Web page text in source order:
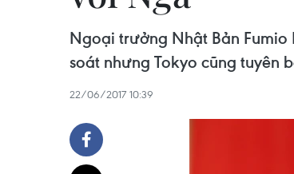
Ngoại trưởng Nhật Bản
soát nhưng Tokyo cũng tuyên
22/06/2017 10:39